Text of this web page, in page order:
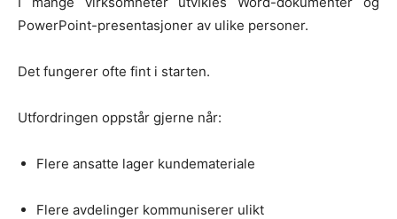
PowerPoint-presentasjoner av ulike personer.
Det fungerer ofte fint i starten.
Utfordringen oppstår gjerne når:
Flere ansatte lager kundemateriale
Flere avdelinger kommuniserer ulikt